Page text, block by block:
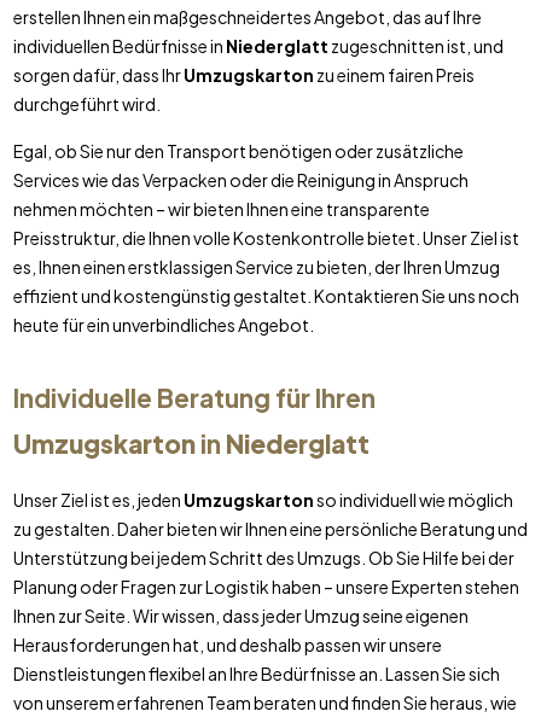
erstellen Ihnen ein maßgeschneidertes Angebot, das auf Ihre
individuellen Bedürfnisse in Niederglatt zugeschnitten ist, und
sorgen dafür, dass IhrUmzugskarton zu einem fairen Preis
durchgeführt wird.
Egal, ob Sie nur den Transport benötigen oder zusätzliche
Services wie das Verpacken oder die Reinigung in Anspruch
nehmen möchten – wir bieten Ihnen eine transparente
Preisstruktur, die Ihnen volle Kostenkontrolle bietet. Unser Ziel ist
es, Ihnen einen erstklassigen Service zu bieten, der Ihren Umzug
effizient und kostengünstig gestaltet. Kontaktieren Sie uns noch
heute für ein unverbindliches Angebot.
Individuelle Beratung für Ihren
Umzugskartonin Niederglatt
Unser Ziel ist es, jeden Umzugskartonso individuell wie möglich
zu gestalten. Daher bieten wir Ihnen eine persönliche Beratung und
Unterstützung bei jedem Schritt des Umzugs. Ob Sie Hilfe bei der
Planung oder Fragen zur Logistik haben – unsere Experten stehen
Ihnen zur Seite. Wir wissen, dass jeder Umzug seine eigenen
Herausforderungen hat, und deshalb passen wir unsere
Dienstleistungen flexibel an Ihre Bedürfnisse an. Lassen Sie sich
von unserem erfahrenen Team beraten und finden Sie heraus, wie